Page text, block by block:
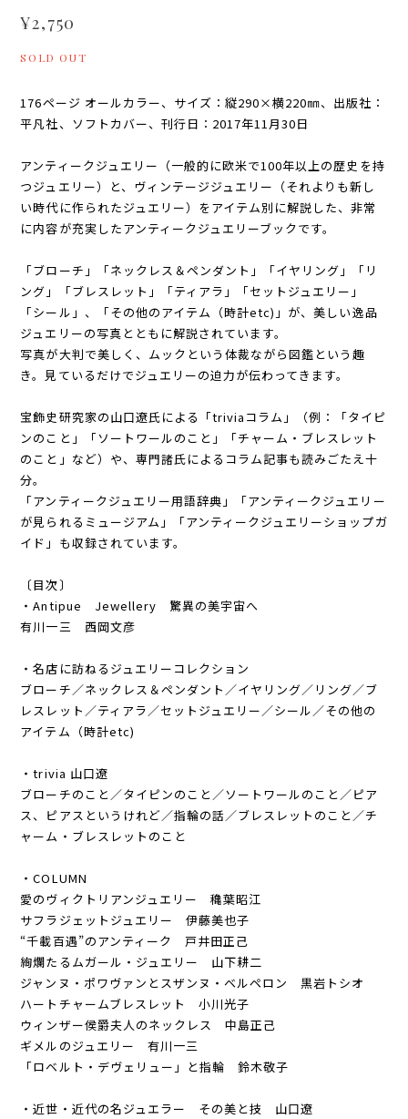
¥2,750
SOLD OUT
176ページ オールカラー、サイズ：縦290×横220㎜、出版社：
平凡社、ソフトカバー、刊行日：2017年11月30日
アンティークジュエリー（一般的に欧米で100年以上の歴史を持
つジュエリー）と、ヴィンテージジュエリー（それよりも新し
い時代に作られたジュエリー）をアイテム別に解説した、非常
に内容が充実したアンティークジュエリーブックです。
「ブローチ」「ネックレス＆ペンダント」「イヤリング」「リ
ング」「ブレスレット」「ティアラ」「セットジュエリー」
「シール」、「その他のアイテム（時計etc)」が、美しい逸品
ジュエリーの写真とともに解説されています。
写真が大判で美しく、ムックという体裁ながら図鑑という趣
き。見ているだけでジュエリーの迫力が伝わってきます。
宝飾史研究家の山口遼氏による「triviaコラム」（例：「タイピ
ンのこと」「ソートワールのこと」「チャーム・ブレスレット
のこと」など）や、専門諸氏によるコラム記事も読みごたえ十
分。
「アンティークジュエリー用語辞典」「アンティークジュエリー
が見られるミュージアム」「アンティークジュエリーショップガ
イド」も収録されています。
〔目次〕
・Antipue Jewellery 驚異の美宇宙へ
有川一三 西岡文彦
・名店に訪ねるジュエリーコレクション
ブローチ／ネックレス＆ペンダント／イヤリング／リング／ブ
レスレット／ティアラ／セットジュエリー／シール／その他の
アイテム（時計etc)
・trivia 山口遼
ブローチのこと／タイピンのこと／ソートワールのこと／ピア
ス、ピアスというけれど／指輪の話／ブレスレットのこと／チ
ャーム・ブレスレットのこと
・COLUMN
愛のヴィクトリアンジュエリー 穐葉昭江
サフラジェットジュエリー 伊藤美也子
“千載百遇”のアンティーク 戸井田正己
絢爛たるムガール・ジュエリー 山下耕二
ジャンヌ・ポワヴァンとスザンヌ・ベルペロン 黒岩トシオ
ハートチャームブレスレット 小川光子
ウィンザー侯爵夫人のネックレス 中島正己
ギメルのジュエリー 有川一三
「ロベルト・デヴェリュー」と指輪 鈴木敬子
・近世・近代の名ジュエラー その美と技 山口遼